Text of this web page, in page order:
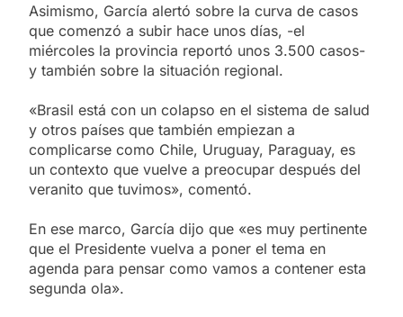
Asimismo, García alertó sobre la curva de casos
que comenzó a subir hace unos días, -el
miércoles la provincia reportó unos 3.500 casos-
y también sobre la situación regional.
«Brasil está con un colapso en el sistema de salud
y otros países que también empiezan a
complicarse como Chile, Uruguay, Paraguay, es
un contexto que vuelve a preocupar después del
veranito que tuvimos», comentó.
En ese marco, García dijo que «es muy pertinente
que el Presidente vuelva a poner el tema en
agenda para pensar como vamos a contener esta
segunda ola».